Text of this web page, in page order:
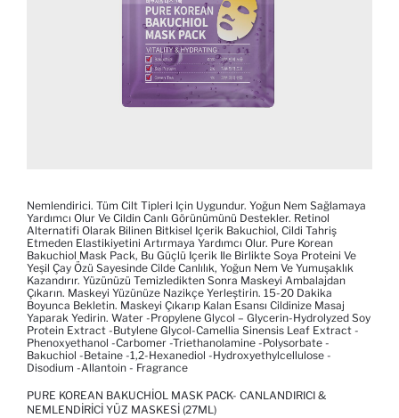
Nemlendirici. Tüm Cilt Tipleri Için Uygundur. Yoğun Nem Sağlamaya
Yardımcı Olur Ve Cildin Canlı Görünümünü Destekler. Retinol
Alternatifi Olarak Bilinen Bitkisel Içerik Bakuchiol, Cildi Tahriş
Etmeden Elastikiyetini Artırmaya Yardımcı Olur. Pure Korean
Bakuchiol Mask Pack, Bu Güçlü Içerik Ile Birlikte Soya Proteini Ve
Yeşil Çay Özü Sayesinde Cilde Canlılık, Yoğun Nem Ve Yumuşaklık
Kazandırır. Yüzünüzü Temizledikten Sonra Maskeyi Ambalajdan
Çıkarın. Maskeyi Yüzünüze Nazikçe Yerleştirin. 15-20 Dakika
Boyunca Bekletin. Maskeyi Çıkarıp Kalan Esansı Cildinize Masaj
Yaparak Yedirin. Water -Propylene Glycol – Glycerin-Hydrolyzed Soy
Protein Extract -Butylene Glycol-Camellia Sinensis Leaf Extract -
Phenoxyethanol -Carbomer -Triethanolamine -Polysorbate -
Bakuchiol -Betaine -1,2-Hexanediol -Hydroxyethylcellulose -
Disodium -Allantoin - Fragrance
PURE KOREAN BAKUCHIOL MASK PACK- CANLANDIRICI &
NEMLENDIRICI YÜZ MASKESI (27ML)